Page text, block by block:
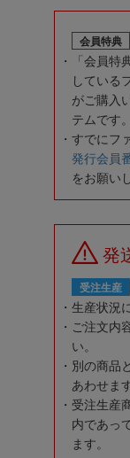
会員特典
「会員特
している
がご購入
テムです
すでにフ
発行会員
をお願い
発
受注生産
生産状況
ご注文内
い。
別の商品
あわせま
受注生産
内であっ
ます。